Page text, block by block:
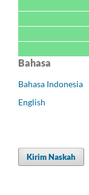
Bahasa
Bahasa Indonesia
English
Kirim Naskah